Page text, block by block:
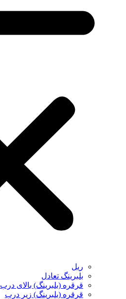
ریل
بلبرینگ تعادل
قرقره (بلبرینگ) بالای درب
قرقره (بلبرینگ) زیر درب